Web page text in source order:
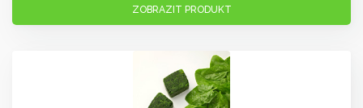
ZOBRAZIT PRODUKT